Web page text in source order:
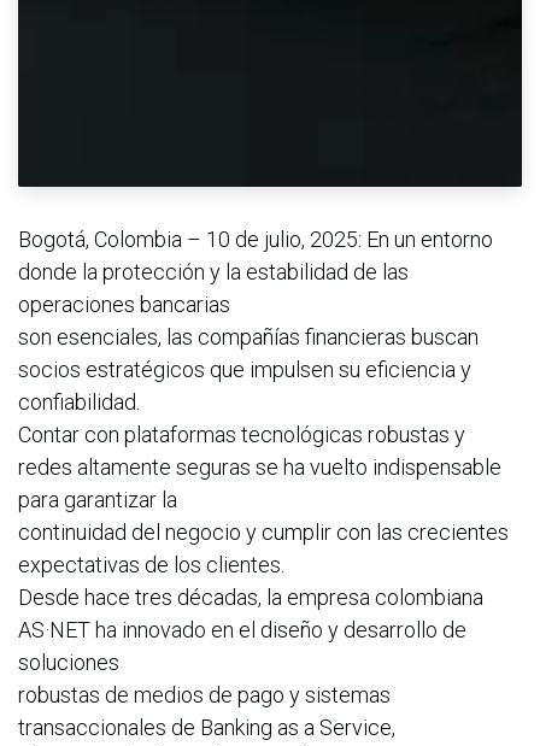
Bogotá, Colombia – 10 de julio, 2025: En un entorno
donde la protección y la estabilidad de las
operaciones bancarias
son esenciales, las compañías financieras buscan
socios estratégicos que impulsen su eficiencia y
confiabilidad.
Contar con plataformas tecnológicas robustas y
redes altamente seguras se ha vuelto indispensable
para garantizar la
continuidad del negocio y cumplir con las crecientes
expectativas de los clientes.
Desde hace tres décadas, la empresa colombiana
AS·NET ha innovado en el diseño y desarrollo de
soluciones
robustas de medios de pago y sistemas
transaccionales de Banking as a Service,